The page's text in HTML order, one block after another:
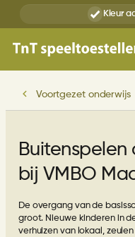
inhoud
Kleur
Voortgezet onderwijs
bij VMBO
De overgang van de
groot. Nieuwe kinderen in
verhuizen van lokaal,